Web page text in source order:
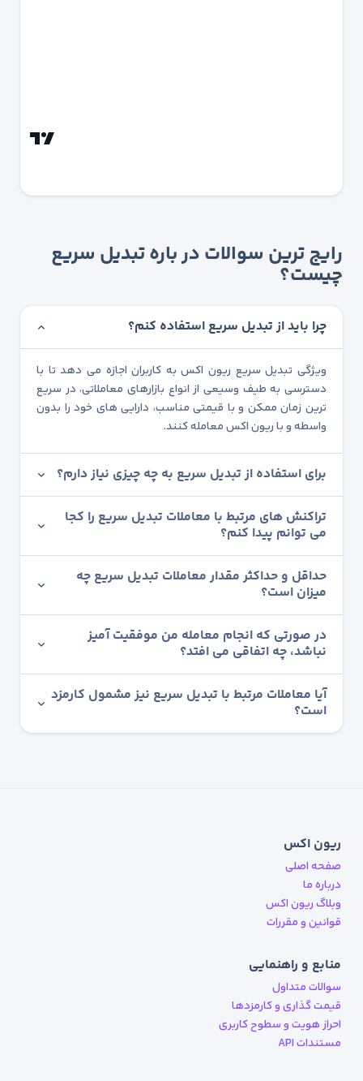
رایج ترین سوالات در باره تبدیل سریع
چیست؟
چرا باید از تبدیل سریع استفاده کنم؟
ویژگی تبدیل سریع ریون اکس به کاربران اجازه می دهد تا با
دسترسی به طیف وسیعی از انواع بازارهای معاملاتی، در سریع
ترین زمان ممکن و با قیمتی مناسب، دارایی های خود را بدون
واسطه و با ریون اکس معامله کنند.
برای استفاده از تبدیل سریع به چه چیزی نیاز دارم؟
تراکنش های مرتبط با معاملات تبدیل سریع را کجا
می توانم پیدا کنم؟
حداقل و حداکثر مقدار معاملات تبدیل سریع چه
میزان است؟
در صورتی که انجام معامله من موفقیت آمیز
نباشد، چه اتفاقی می افتد؟
آیا معاملات مرتبط با تبدیل سریع نیز مشمول کارمزد
است؟
ریون اکس
صفحه اصلی
درباره ما
وبلاگ ریون اکس
قوانین و مقررات
منابع و راهنمایی
سوالات متداول
قیمت گذاری و کارمزدها
احراز هویت و سطوح کاربری
مستندات API